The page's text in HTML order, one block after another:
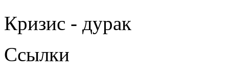
Кризис - дурак
Ссылки